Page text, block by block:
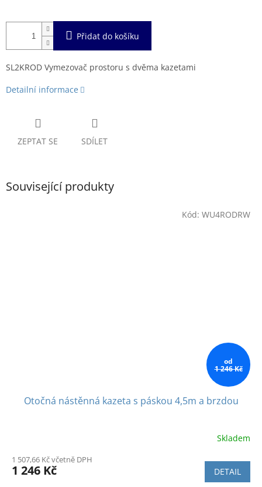
Přidat do košíku
SL2KROD Vymezovač prostoru s dvěma kazetami
Detailní informace
ZEPTAT SE SDÍLET
Související produkty
od
1 246 Kč
Otočná nástěnná kazeta s páskou 4,5m a brzdou
produktu
je
Skladem
1 507,66 Kč včetně DPH
1 246 Kč DETAIL
Kód: WU4RODRW